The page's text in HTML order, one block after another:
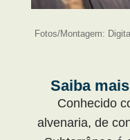
Fotos/Montagem:
Saiba
Conhecido
alvenaria, de